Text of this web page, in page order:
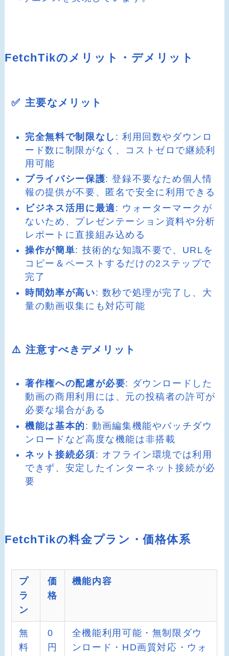
FetchTikのメリット・デメリット
✅ 主要なメリット
完全無料で制限なし : 利用回数やダウンロ
ード数に制限がなく、コストゼロで継続利
用可能
プライバシー保護: 登録不要なため個人情
報の提供が不要、匿名で安全に利用できる
ビジネス活用に最適 : ウォーターマークが
ないため、プレゼンテーション資料や分析
レポートに直接組み込める
操作が簡単: 技術的な知識不要で、URLを
コピー＆ペーストするだけの2ステップで
完了
時間効率が高い: 数秒で処理が完了し、大
量の動画収集にも対応可能
⚠️ 注意すべきデメリット
著作権への配慮が必要: ダウンロードした
動画の商用利用には、元の投稿者の許可が
必要な場合がある
機能は基本的: 動画編集機能やバッチダウ
ンロードなど高度な機能は非搭載
ネット接続必須: オフライン環境では利用
できず、安定したインターネット接続が必
要
FetchTikの料金プラン・価格体系
プ
ラ
ン
価
格
機能内容
無
料
0
円
全機能利用可能・無制限ダウ
ンロード・HD画質対応・ウォ